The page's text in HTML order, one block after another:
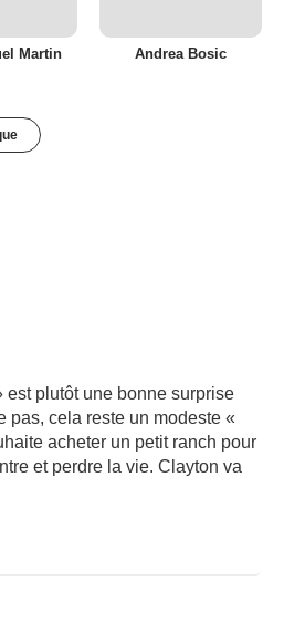
Martin Andrea Bosic
est plutôt une bonne surprise
pas, cela reste un modeste «
acheter un petit ranch pour
et perdre la vie. Clayton va